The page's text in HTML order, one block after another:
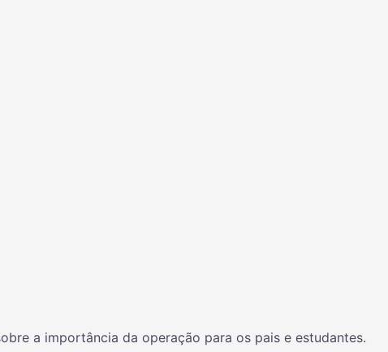
a importância da operação para os pais e estudantes.